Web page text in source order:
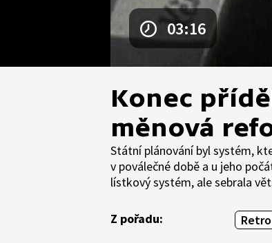
03:16
Konec
měnová
Státní plánování byl systém,
v poválečné době a u jeho
lístkový systém, ale sebrala
Z pořadu: Retro